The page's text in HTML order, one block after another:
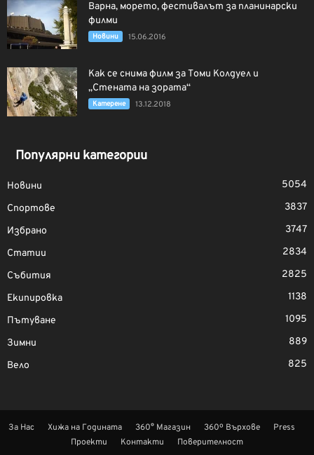
Варна, морето, фестивалът за планинарски
филми
Новини 15.06.2016
Как се снима филм за Томи Колдуел и
„Стената на зората“
Катерене 13.12.2018
Популярни категории
Новини
5054
Спортове
3837
Избрано
3747
Статии
2834
Събития
2825
Екипировка
1138
Пътуване
1095
Зимни
889
Вело
825
За Нас Хижа на Годината 360° Магазин 360º Върхове
Press
Проекти
Контакти Поверителност